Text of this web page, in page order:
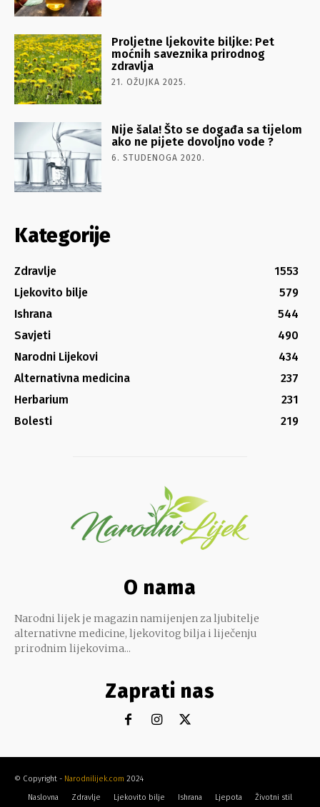
Proljetne ljekovite biljke: Pet
moćnih saveznika prirodnog
zdravlja
21. OŽUJKA 2025.
Nije šala! Što se događa sa tijelom
ako ne pijete dovoljno vode ?
6. STUDENOGA 2020.
Kategorije
Zdravlje
1553
Ljekovito bilje
579
Ishrana
544
Savjeti
490
Narodni Lijekovi
434
Alternativna medicina
237
Herbarium
231
Bolesti
219
O nama
Narodni lijek je magazin namijenjen za ljubitelje
alternativne medicine, ljekovitog bilja i liječenju
prirodnim lijekovima...
Zaprati nas
© Copyright - Narodnilijek.com 2024
Naslovna
Zdravlje Ljekovito bilje Ishrana Ljepota Životni stil